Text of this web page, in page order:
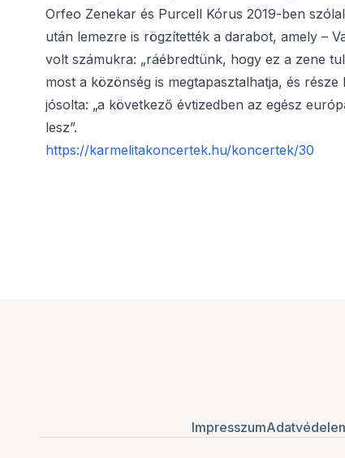
Orfeo Zenekar és Purcell Kórus 2019-ben
után lemezre is rögzítették a darabot, amely –
volt számukra: „ráébredtünk, hogy ez a zene
most a közönség is megtapasztalhatja, és
jósolta: „a következő évtizedben az egész
lesz”.
https://karmelitakoncertek.hu/koncertek/30
Impresszum